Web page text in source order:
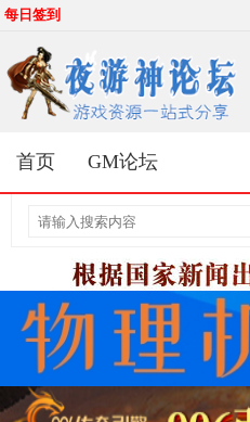
每日签到
首页 GM论坛